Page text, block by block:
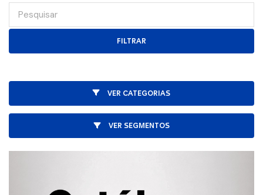
FILTRAR
VER CATEGORIAS
VER SEGMENTOS